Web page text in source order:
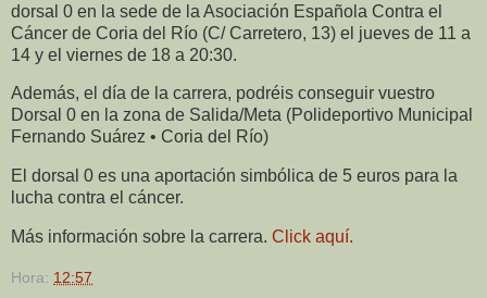
dorsal 0 en la sede de la Asociación Española Contra el
Cáncer de Coria del Río (C/ Carretero, 13) el jueves de 11 a
14 y el viernes de 18 a 20:30.
Además, el día de la carrera, podréis conseguir vuestro
Dorsal 0 en la zona de Salida/Meta (Polideportivo Municipal
Fernando Suárez • Coria del Río)
El dorsal 0 es una aportación simbólica de 5 euros para la
lucha contra el cáncer.
Más información sobre la carrera. Click aquí.
Hora: 12:57